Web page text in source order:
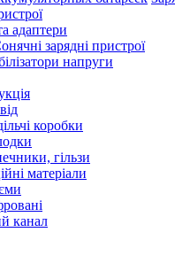
адаптери
зарядні пристрої
напруги
коробки
гільзи
матеріали
канал